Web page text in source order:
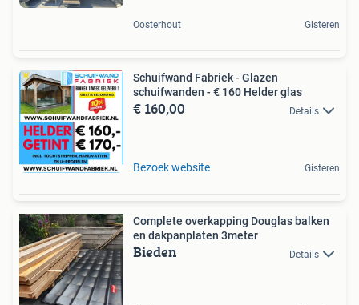
Oosterhout Gisteren
Schuifwand Fabriek - Glazen
schuifwanden - € 160 Helder glas
€ 160,00 Details
Bezoek website Gisteren
Complete overkapping Douglas balken
en dakpanplaten 3meter
Bieden Details